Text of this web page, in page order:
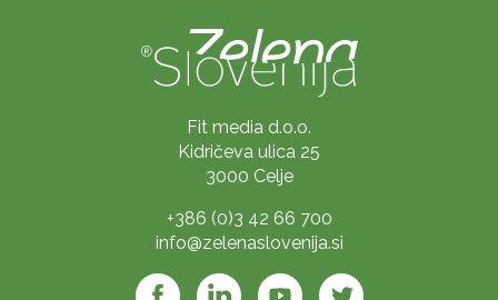
Fit media d.o.o.
Kidričeva ulica 25
3000 Celje
+386 (0)3 42 66 700
info@zelenaslovenija.si